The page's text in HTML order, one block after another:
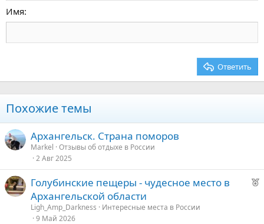
18
22
Tahoma
Times New Roman
Заголовок 3
Имя
Ответить
Похожие темы
Архангельск. Страна поморов
Markel Отзывы об отдыхе в России
2 Авг 2025
Р
Голубинские пещеры - чудесное место в
Архангельской области
Ligh_Amp_Darkness
Интересные места в России
9 Май 2026